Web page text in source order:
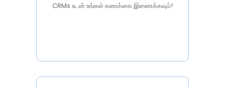
CRMs உடன் உங்கள் கணக்கை இணைக்கவும்!